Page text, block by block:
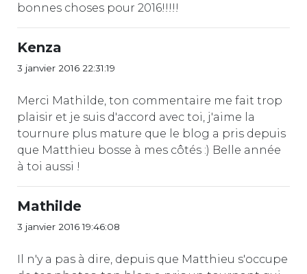
bonnes choses pour 2016!!!!!
Kenza
3 janvier 2016 22:31:19
Merci Mathilde, ton commentaire me fait trop
plaisir et je suis d'accord avec toi, j'aime la
tournure plus mature que le blog a pris depuis
que Matthieu bosse à mes côtés :) Belle année
à toi aussi !
Mathilde
3 janvier 2016 19:46:08
Il n'y a pas à dire, depuis que Matthieu s'occupe